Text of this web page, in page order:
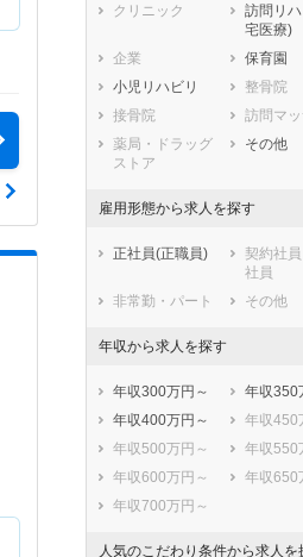
静岡県
愛知県
大
兵庫県
奈良県
鳥取県
島根県
広島県
山口県
香川県
愛媛県
熊本県
大分県
クリニック
訪問リ
宅医療)
企業
保育園
小児リハビリ
整骨院
接骨院
訪問マ
薬局・ドラッグ
ストア
その他
雇用形態から求人を探す
正社員(正職員)
契約社
社員
非常勤・パート
その他
年収から求人を探す
年収300万円～
年収350
年収400万円～
年収450
年収500万円～
年収550
年収600万円～
年収650
年収700万円～
人気のこだわり条件から求人を